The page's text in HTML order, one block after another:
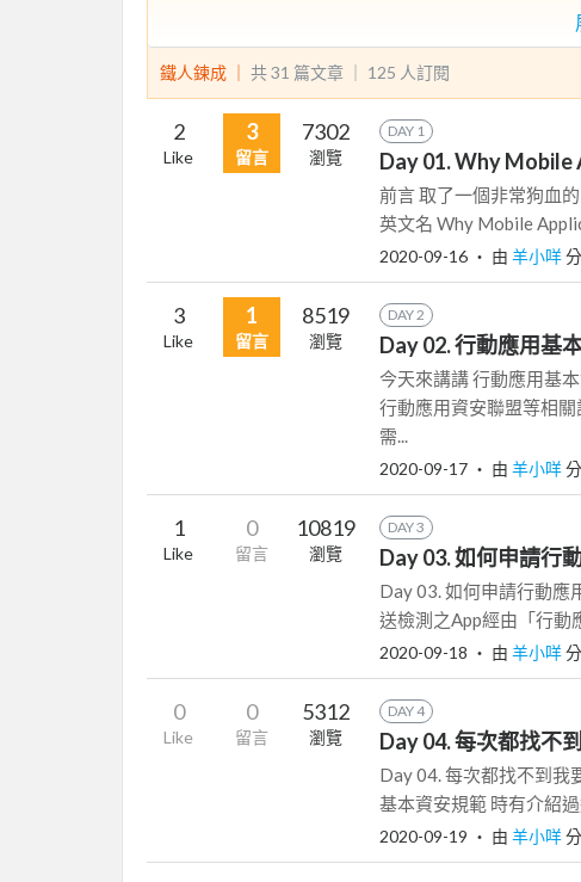
者在App資安檢測重點項目，以及手機安全性血淚的
鐵人鍊成 ｜ 共 31 篇文章 ｜ 125 人訂閱
2
Like
3
留言
7302
瀏覽
DAY 1
Day 01. Why
前言 取了一個非常狗血
英文名 Why Mobile
2020-09-16 ‧ 由 羊小咩
3
Like
1
留言
8519
瀏覽
DAY 2
Day 02. 行動應用基
今天來講講 行動應用基
行動應用資安聯盟等相
需...
2020-09-17 ‧ 由 羊小咩
1
Like
0
留言
10819
瀏覽
DAY 3
Day 03. 如何申請行
Day 03. 如何申請行動應
送檢測之App經由「行動
2020-09-18 ‧ 由 羊小咩
0
Like
0
留言
5312
瀏覽
DAY 4
Day 04. 每次都找不
Day 04. 每次都找不到我
基本資安規範 時有介紹
2020-09-19 ‧ 由 羊小咩